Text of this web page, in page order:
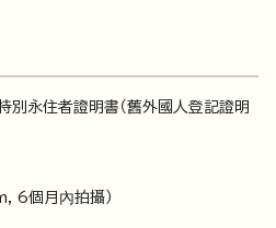
別永住者證明書（舊外國人登記證明
6個月內拍攝）